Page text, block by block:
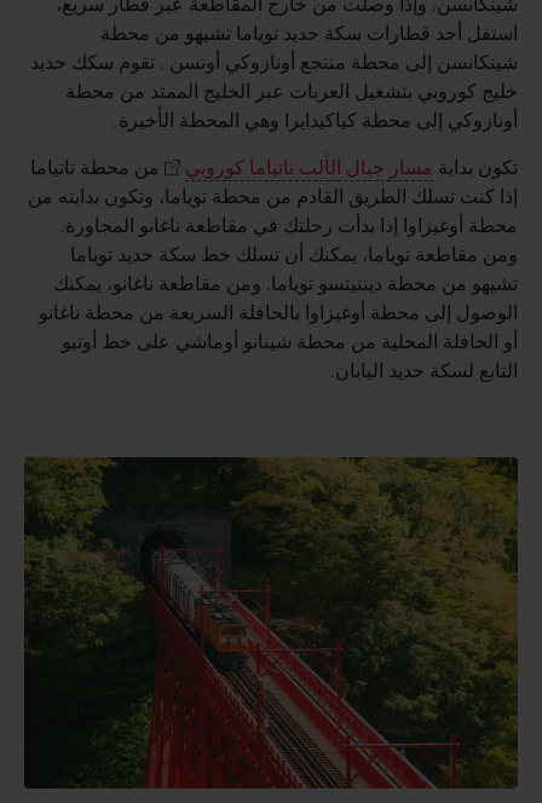
شينكانسن. وإذا وصلت من خارج المقاطعة عبر قطار سريع،
استقل أحد قطارات سكة حديد توياما تشيهو من محطة
شينكانسن إلى محطة منتجع أونازوكي أونسن . تقوم سكك حديد
خليج كوروبي بتشغيل العربات عبر الخليج الممتد من محطة
أونازوكي إلى محطة كياكيدايرا وهي المحطة الأخيرة.
تكون بداية مسار جبال الألب تاتياما كوروبي
من محطة تاتياما
إذا كنت تسلك الطريق القادم من محطة توياما، وتكون بدايته من
محطة أوغيزاوا إذا بدأت رحلتك في مقاطعة ناغانو المجاورة.
ومن مقاطعة توياما، يمكنك أن تسلك خط سكة حديد توياما
تشيهو من محطة دينتيتسو توياما. ومن مقاطعة ناغانو، يمكنك
الوصول إلى محطة أوغيزاوا بالحافلة السريعة من محطة ناغانو
أو الحافلة المحلية من محطة شينانو أوماشي على خط أوتيو
التابع لسكة حديد اليابان.